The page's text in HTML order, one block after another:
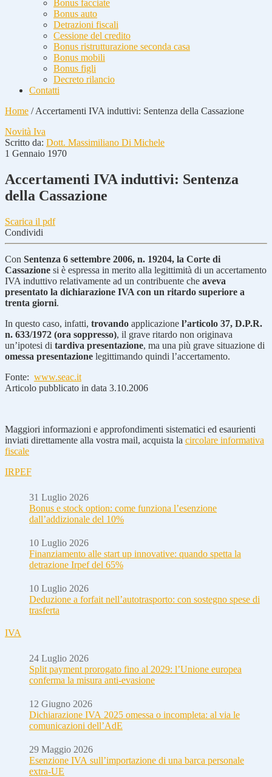
Bonus facciate
Bonus auto
Detrazioni fiscali
Cessione del credito
Bonus ristrutturazione seconda casa
Bonus mobili
Bonus figli
Decreto rilancio
Contatti
Home /Accertamenti IVA induttivi: Sentenza della Cassazione
Novità Iva
Scritto da: Dott. Massimiliano Di Michele
1 Gennaio 1970
Accertamenti IVA induttivi: Sentenza
della Cassazione
Scarica il pdf
Condividi
Con Sentenza 6 settembre 2006, n. 19204, la Corte di
Cassazione si è espressa in merito alla legittimità di un accertamento
IVA induttivo relativamente ad un contribuente che aveva
presentato la dichiarazione IVA con un ritardo superiore a
trenta giorni.
In questo caso, infatti, trovando applicazione l’articolo 37, D.P.R.
n. 633/1972 (ora soppresso), il grave ritardo non originava
un’ipotesi di tardiva presentazione, ma una più grave situazione di
omessa presentazione legittimando quindi l’accertamento.
Fonte: www.seac.it
Articolo pubblicato in data 3.10.2006
Maggiori informazioni e approfondimenti sistematici ed esaurienti
inviati direttamente alla vostra mail, acquista la circolare informativa
fiscale
IRPEF
31 Luglio 2026
Bonus e stock option: come funziona l’esenzione
dall’addizionale del 10%
10 Luglio 2026
Finanziamento alle start up innovative: quando spetta la
detrazione Irpef del 65%
10 Luglio 2026
Deduzione a forfait nell’autotrasporto: con sostegno spese di
trasferta
IVA
24 Luglio 2026
Split payment prorogato fino al 2029: l’Unione europea
conferma la misura anti-evasione
12 Giugno 2026
Dichiarazione IVA 2025 omessa o incompleta: al via le
comunicazioni dell’AdE
29 Maggio 2026
Esenzione IVA sull’importazione di una barca personale
extra-UE